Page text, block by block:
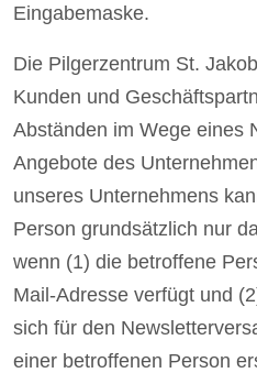
Eingabemaske.
Die Pilgerzentrum St.
Kunden und
Abständen im Wege eines
Angebote des
unseres Unternehmens
Person grundsätzlich nur
wenn (1) die betroffene
Mail-Adresse verfügt und
sich für den
einer betroffenen Person